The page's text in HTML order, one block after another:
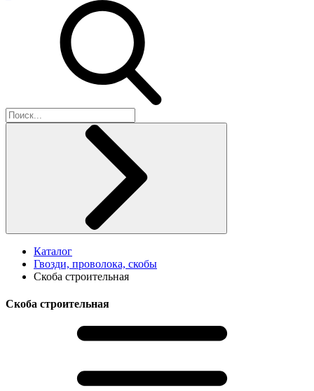
Каталог
Гвозди, проволока, скобы
Скоба строительная
Скоба строительная